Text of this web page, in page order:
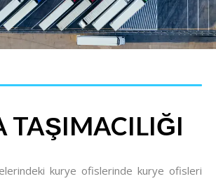
TAŞIMACILIĞI
kurye ofislerinde kurye ofisleri